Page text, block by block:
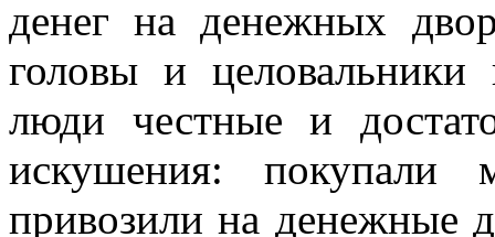
денег на денежных
головы и
люди честные и
искушения:
привозили на денежные